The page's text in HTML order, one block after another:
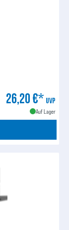
26,20 €* UVP
Auf Lager